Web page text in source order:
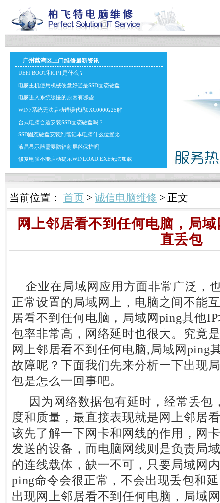
广州荔湾区上门维修最新资讯
UEFI BOOT和GPT是什么？
电脑主机使用机械硬盘好还是SSD固态硬盘
电脑进入系统缓慢的原因有哪些
WIN7系统无法启动错误代码0XC0000225解
台式电脑合适安装SSD固态硬盘吗？
SSD固态硬盘安装到笔记本电脑什么位置比
液晶显示器需要防辐射屏的保护吗
修复电脑不能启动提示WINLOAD.EXE无法加载
当前位置： 首页 > 诚信电脑维修 > 正文
网上邻居看不到任何电脑，局
直丢包
企业在局域网应用方面非常广泛，
正常设置的局域网上，电脑之间不能
居看不到任何电脑，局域网ping其他
包率非常高，网络延时也很大。究竟
网上邻居看不到任何电脑,局域网ping
故障呢？下面我们先来分析一下出现
包是怎么一回事吧。
因为网络数据包有延时，经常丢包
度和质量，最直接表现就是网上邻居
该先了解一下网卡和网线的作用，网
发送的设备，而电脑网线则是负责局
的连线载体，缺一不可，只要局域网
ping命令会很正常，不会出现丢包和
出现网上邻居看不到任何电脑，局域